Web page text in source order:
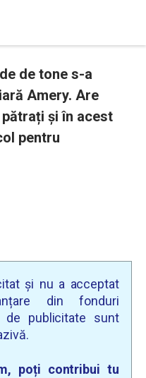
de tone s-a
Amery. Are
și în acest
pentru
și nu a acceptat
din fonduri
de publicitate sunt
poți contribui tu